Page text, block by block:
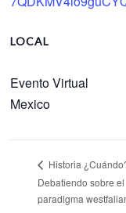
LOCAL
Evento Virtual
Mexico
Historia
Debatiendo sobre el
paradigma